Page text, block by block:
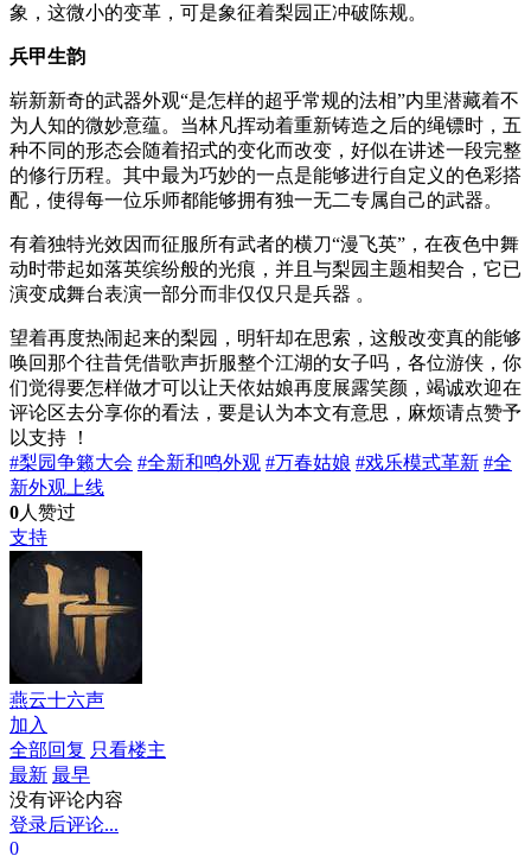
象，这微小的变革，可是象征着梨园正冲破陈规。
兵甲生韵
崭新新奇的武器外观“是怎样的超乎常规的法相”内里潜藏着不
为人知的微妙意蕴。当林凡挥动着重新铸造之后的绳镖时，五
种不同的形态会随着招式的变化而改变，好似在讲述一段完整
的修行历程。其中最为巧妙的一点是能够进行自定义的色彩搭
配，使得每一位乐师都能够拥有独一无二专属自己的武器。
有着独特光效因而征服所有武者的横刀“漫飞英”，在夜色中舞
动时带起如落英缤纷般的光痕，并且与梨园主题相契合，它已
演变成舞台表演一部分而非仅仅只是兵器 。
望着再度热闹起来的梨园，明轩却在思索，这般改变真的能够
唤回那个往昔凭借歌声折服整个江湖的女子吗，各位游侠，你
们觉得要怎样做才可以让天依姑娘再度展露笑颜，竭诚欢迎在
评论区去分享你的看法，要是认为本文有意思，麻烦请点赞予
以支持 ！
#梨园争籁大会 #全新和鸣外观 #万春姑娘 #戏乐模式革新 #全
新外观上线
0人赞过
支持
燕云十六声
加入
全部回复 只看楼主
最新 最早
没有评论内容
登录后评论...
0